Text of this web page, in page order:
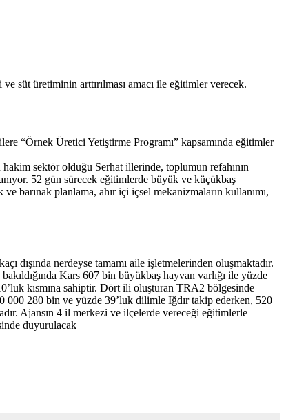
süt üretiminin arttırılması amacı ile eğitimler verecek.
“Örnek Üretici Yetiştirme Programı” kapsamında eğitimler
sektör olduğu Serhat illerinde, toplumun refahının
52 gün sürecek eğitimlerde büyük ve küçükbaş
barınak planlama, ahır içi içsel mekanizmaların kullanımı,
dışında nerdeyse tamamı aile işletmelerinden oluşmaktadır.
Kars 607 bin büyükbaş hayvan varlığı ile yüzde
kısmına sahiptir. Dört ili oluşturan TRA2 bölgesinde
000 280 bin ve yüzde 39’luk dilimle Iğdır takip ederken, 520
Ajansın 4 il merkezi ve ilçelerde vereceği eğitimlerle
duyurulacak